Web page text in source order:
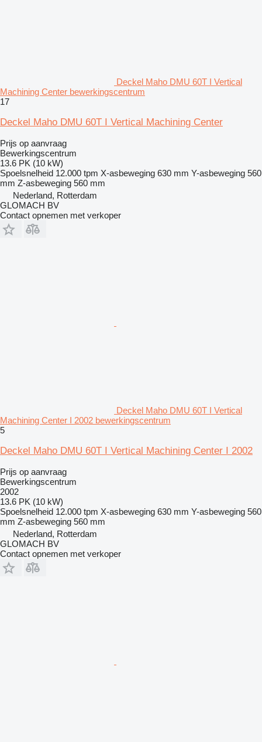
Deckel Maho DMU 60T I Vertical
Machining Center bewerkingscentrum
17
Deckel Maho DMU 60T I Vertical Machining Center
Prijs op aanvraag
Bewerkingscentrum
13.6 PK (10 kW)
Spoelsnelheid 12.000 tpm X-asbeweging 630 mm Y-asbeweging 560
mm Z-asbeweging 560 mm
Nederland, Rotterdam
GLOMACH BV
Contact opnemen met verkoper
Deckel Maho DMU 60T I Vertical
Machining Center I 2002 bewerkingscentrum
5
Deckel Maho DMU 60T I Vertical Machining Center I 2002
Prijs op aanvraag
Bewerkingscentrum
2002
13.6 PK (10 kW)
Spoelsnelheid 12.000 tpm X-asbeweging 630 mm Y-asbeweging 560
mm Z-asbeweging 560 mm
Nederland, Rotterdam
GLOMACH BV
Contact opnemen met verkoper